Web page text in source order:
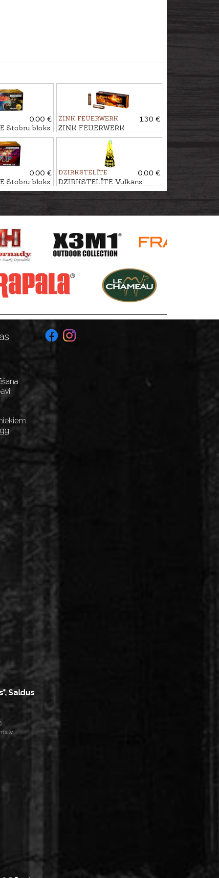
0.00 €
Stobru bloks
122 - ŠĀV.
ZINK FEUERWERK
1.30 €
ZINK FEUERWERK
Signālraķete DESERT GOLD,
0.00 €
Stobru bloks
DZIRKSTELĪTE
0.00 €
DZIRKSTELĪTE Vulkāns
ARNIKA
Saldus